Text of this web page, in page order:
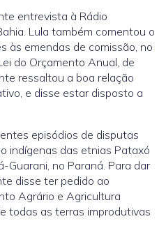
entrevista à Rádio
Lula também comentou o
às emendas de comissão, no
do Orçamento Anual, de
ressaltou a boa relação
e disse estar disposto a
episódios de disputas
indígenas das etnias Pataxó
Guarani, no Paraná. Para dar
disse ter pedido ao
Agrário e Agricultura
todas as terras improdutivas